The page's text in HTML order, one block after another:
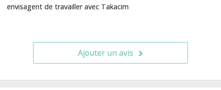
envisagent de travailler avec Takacim
Ajouter un avis